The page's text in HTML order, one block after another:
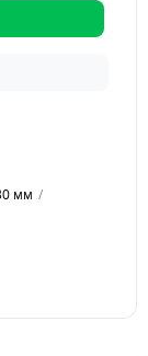
мм